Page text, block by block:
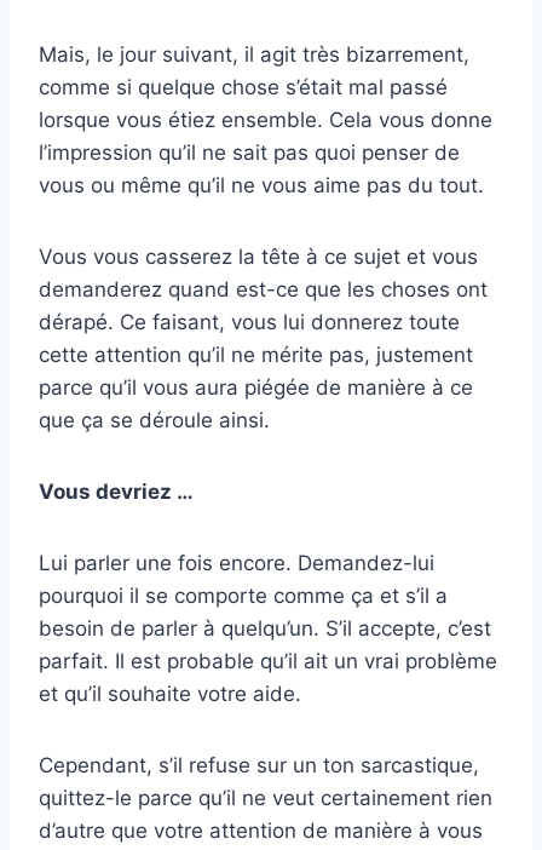
Mais, le jour suivant, il agit très bizarrement,
comme si quelque chose s’était mal passé
lorsque vous étiez ensemble. Cela vous donne
l’impression qu’il ne sait pas quoi penser de
vous ou même qu’il ne vous aime pas du tout.
Vous vous casserez la tête à ce sujet et vous
demanderez quand est-ce que les choses ont
dérapé. Ce faisant, vous lui donnerez toute
cette attention qu’il ne mérite pas, justement
parce qu’il vous aura piégée de manière à ce
que ça se déroule ainsi.
Vous devriez …
Lui parler une fois encore. Demandez-lui
pourquoi il se comporte comme ça et s’il a
besoin de parler à quelqu’un. S’il accepte, c’est
parfait. Il est probable qu’il ait un vrai problème
et qu’il souhaite votre aide.
Cependant, s’il refuse sur un ton sarcastique,
quittez-le parce qu’il ne veut certainement rien
d’autre que votre attention de manière à vous